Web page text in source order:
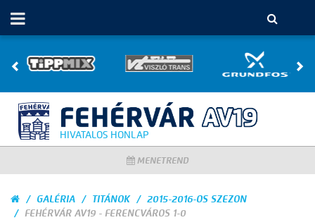
HIVATALOS HONLAP
MENETREND
GALÉRIA TITÁNOK
2015-2016-OS SZEZON
FEHÉRVÁR AV19 - FERENCVÁROS 1-0